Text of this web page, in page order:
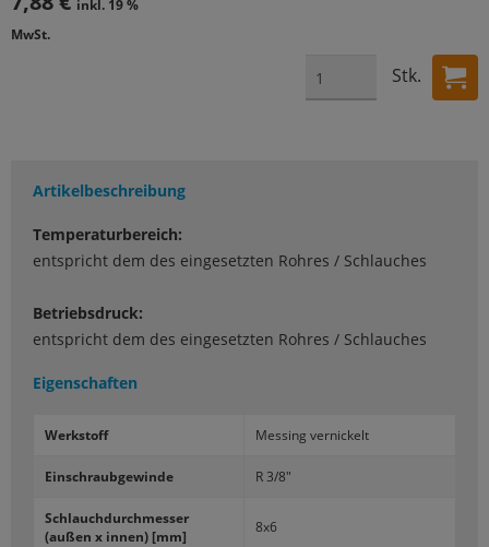
inkl. 19 %
MwSt.
Stk.
Artikelbeschreibung
Temperaturbereich:
entspricht dem des eingesetzten Rohres / Schlauches
Betriebsdruck:
entspricht dem des eingesetzten Rohres / Schlauches
Eigenschaften
Werk­stoff Mes­sing ver­ni­ckelt
Ein­schraub­ge­win­de R 3/8"
Schlauch­durch­mes­ser
(außen x innen) [mm]
8x6